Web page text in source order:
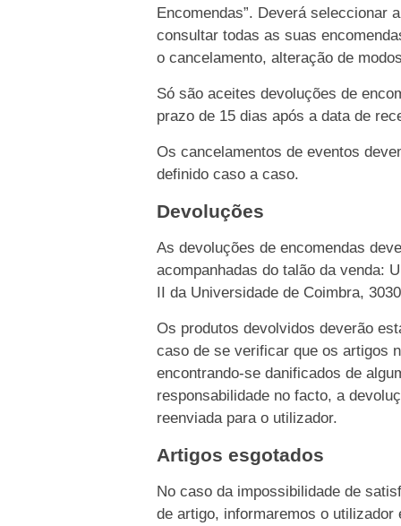
Encomendas”. Deverá seleccionar
consultar todas as suas
o cancelamento, alteração de
Só são aceites devoluções de
prazo de 15 dias após a data de
Os cancelamentos de eventos
definido caso a caso.
Devoluções
As devoluções de encomendas
acompanhadas do talão da venda:
II da Universidade de Coimbra,
Os produtos devolvidos deverão
caso de se verificar que os artigos
encontrando-se danificados de
responsabilidade no facto, a
reenviada para o utilizador.
Artigos esgotados
No caso da impossibilidade de
de artigo, informaremos o